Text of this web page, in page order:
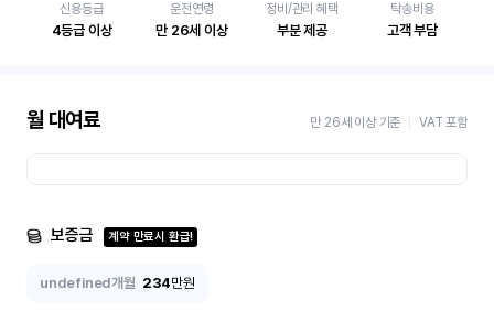
신용등급
4등급 이상
운전연령
만 26세 이상
정비/관리 혜택
부분 제공
탁송비용
고객 부담
월 대여료 만 26세 이상 기준 VAT 포함
보증금 계약 만료시 환급!
undefined개월 234만원